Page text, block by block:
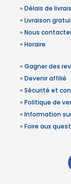
» Délais de
» Livraison
» Nous
» Horaire
» Gagner des
» Devenir affilié
» Sécurité et
» Politique de
» Information
» Foire aux